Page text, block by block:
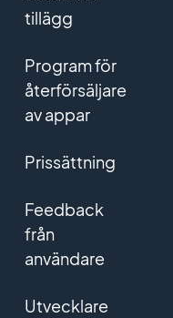
tillägg
Program för
återförsäljare
av appar
Prissättning
Feedback
från
användare
Utvecklare